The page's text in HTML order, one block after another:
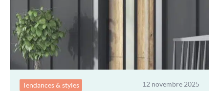
Tendances & styles 12 novembre 2025